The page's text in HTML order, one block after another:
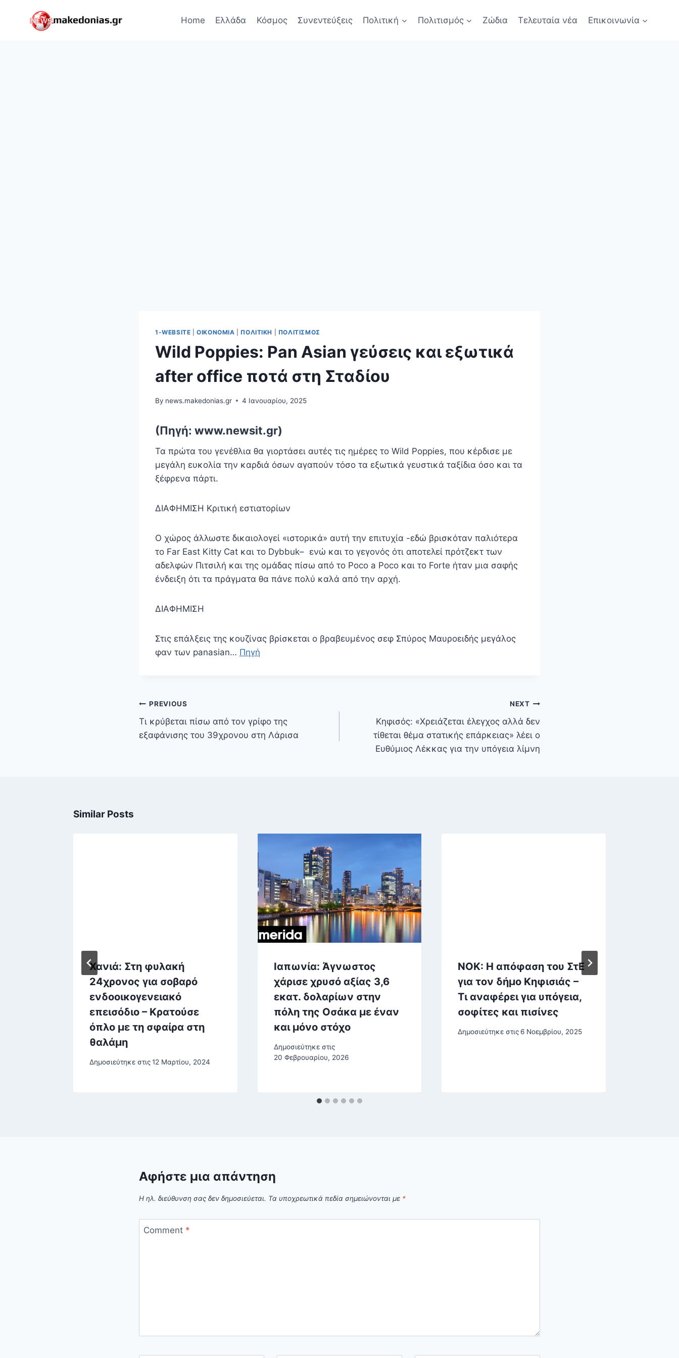
Home Ελλάδα Κόσμος Συνεντεύξεις Πολιτική Πολιτισμός Ζώδια Τελευταία νέα Επικοινωνία
1-WEBSITE |ΟΙΚΟΝΟΜΊΑ ΠΟΛΙΤΙΚΉ ΠΟΛΙΤΙΣΜΌΣ
Wild Poppies: Pan Asian γεύσεις και εξωτικά
after office ποτά στη Σταδίου
By news.makedonias.gr 4 Ιανουαρίου, 2025
(Πηγή: www.newsit.gr)
Τα πρώτα του γενέθλια θα γιορτάσει αυτές τις ημέρες το Wild Poppies, που κέρδισε με
μεγάλη ευκολία την καρδιά όσων αγαπούν τόσο τα εξωτικά γευστικά ταξίδια όσο και τα
ξέφρενα πάρτι.
ΔΙΑΦΗΜΙΣΗ Κριτική εστιατορίων
Ο χώρος άλλωστε δικαιολογεί «ιστορικά» αυτή την επιτυχία -εδώ βρισκόταν παλιότερα
το Far East Kitty Cat και το Dybbuk– ενώ και το γεγονός ότι αποτελεί πρότζεκτ των
αδελφών Πιτσιλή και της ομάδας πίσω από το Poco a Poco και το Forte ήταν μια σαφής
ένδειξη ότι τα πράγματα θα πάνε πολύ καλά από την αρχή.
ΔΙΑΦΗΜΙΣΗ
Στις επάλξεις της κουζίνας βρίσκεται ο βραβευμένος σεφ Σπύρος Μαυροειδής μεγάλος
φαν των panasian… Πηγή
Πλοήγηση
άρθρων
PREVIOUS
Τι κρύβεται πίσω από τον γρίφο της
εξαφάνισης του 39χρονου στη Λάρισα
NEXT
Κηφισός: «Χρειάζεται έλεγχος αλλά δεν
τίθεται θέμα στατικής επάρκειας» λέει ο
Ευθύμιος Λέκκας για την υπόγεια λίμνη
Similar Posts
Χανιά: Στη φυλακή
24χρονος για σοβαρό
ενδοοικογενειακό
επεισόδιο – Κρατούσε
όπλο με τη σφαίρα στη
θαλάμη
Δημοσιεύτηκε στις12 Μαρτίου, 2024
Ιαπωνία: Άγνωστος
χάρισε χρυσό αξίας 3,6
εκατ. δολαρίων στην
πόλη της Οσάκα με έναν
και μόνο στόχο
Δημοσιεύτηκε στις
20 Φεβρουαρίου, 2026
ΝΟΚ: Η απόφαση του ΣτΕ
για τον δήμο Κηφισιάς –
Τι αναφέρει για υπόγεια,
σοφίτες και πισίνες
Δημοσιεύτηκε στις 6 Νοεμβρίου, 2025
Αφήστε μια απάντηση
Η ηλ. διεύθυνση σας δεν δημοσιεύεται. Τα υποχρεωτικά πεδία σημειώνονται με *
Comment *